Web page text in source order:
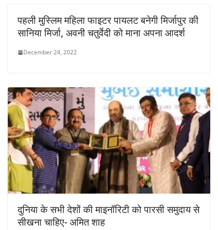
पहली मुस्लिम महिला फाइटर पायलट बनेगी मिर्जापुर की
सानिया मिर्जा, अवनी चतुर्वेदी को माना अपना आदर्श
December 24, 2022
दुनिया के सभी देशों की माइनॉरिटी को पारसी समुदाय से
सीखना चाहिए- अमित शाह